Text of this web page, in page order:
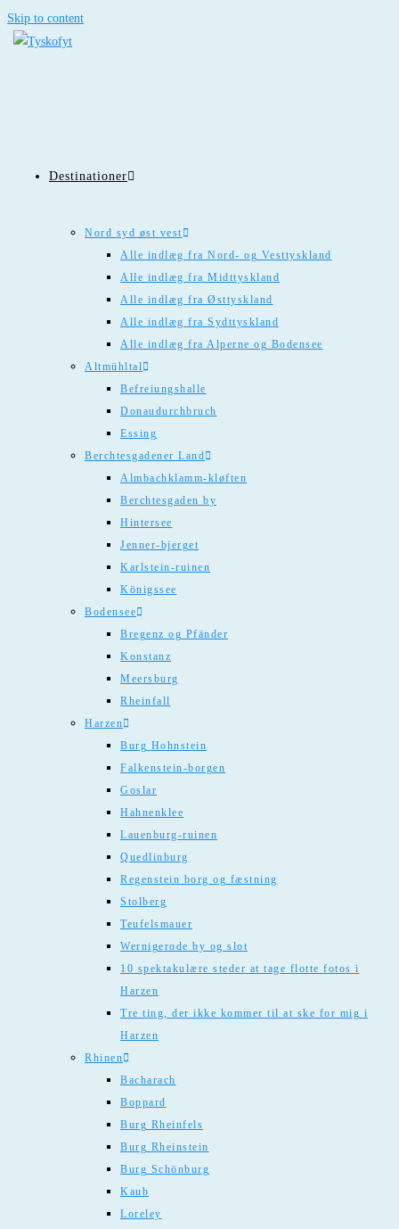
Skip to content
Destinationer
Nord syd øst vest
Alle indlæg fra Nord- og Vesttyskland
Alle indlæg fra Midttyskland
Alle indlæg fra Østtyskland
Alle indlæg fra Sydttyskland
Alle indlæg fra Alperne og Bodensee
Altmühltal
Befreiungshalle
Donaudurchbruch
Essing
Berchtesgadener Land
Almbachklamm-kløften
Berchtesgaden by
Hintersee
Jenner-bjerget
Karlstein-ruinen
Königssee
Bodensee
Bregenz og Pfänder
Konstanz
Meersburg
Rheinfall
Harzen
Burg Hohnstein
Falkenstein-borgen
Goslar
Hahnenklee
Lauenburg-ruinen
Quedlinburg
Regenstein borg og fæstning
Stolberg
Teufelsmauer
Wernigerode by og slot
10 spektakulære steder at tage flotte fotos i
Harzen
Tre ting, der ikke kommer til at ske for mig i
Harzen
Rhinen
Bacharach
Boppard
Burg Rheinfels
Burg Rheinstein
Burg Schönburg
Kaub
Loreley